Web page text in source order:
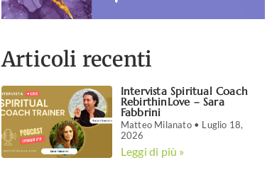
Articoli recenti
Intervista Spiritual Coach
RebirthinLove – Sara
Fabbrini
Matteo Milanato
Luglio 18,
2026
Leggi di più »